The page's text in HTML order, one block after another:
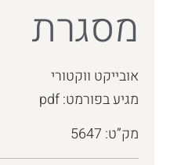
מסגרת
אובייקט ווקטורי
מגיע בפורמט: pdf
מק”ט: 5647